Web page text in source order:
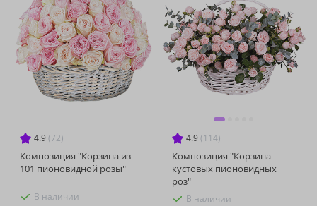
4.9 (72)
Композиция "Корзина из
101 пионовидной розы"
В наличии
4.9 (114)
Композиция "Корзина
кустовых пионовидных
роз"
В наличии